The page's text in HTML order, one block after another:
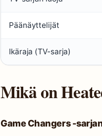
Päänäyttelijät
Ikäraja (TV-sarja)
Mikä on
Game Changers -